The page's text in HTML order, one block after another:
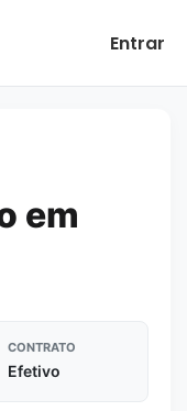
Entrar
em
CONTRATO
Efetivo